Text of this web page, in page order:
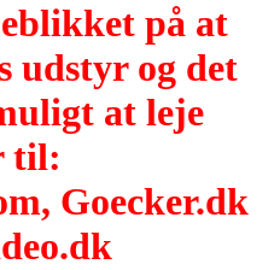
på at
udstyr og det
at leje
til:
Goecker.dk